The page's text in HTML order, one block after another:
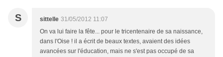
S sittelle 31/05/2012 11:07
On va lui faire la fête... pour le tricentenaire de sa naissance,
dans l'Oise ! il a écrit de beaux textes, avaient des idées
avancées sur l'éducation, mais ne s'est pas occupé de sa